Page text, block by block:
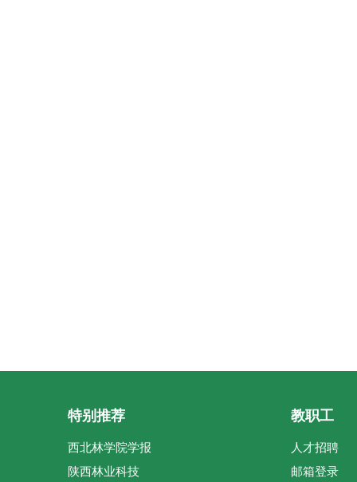
特别推荐
西北林学院学报
陕西林业科技
教职工
人才招聘
邮箱登录